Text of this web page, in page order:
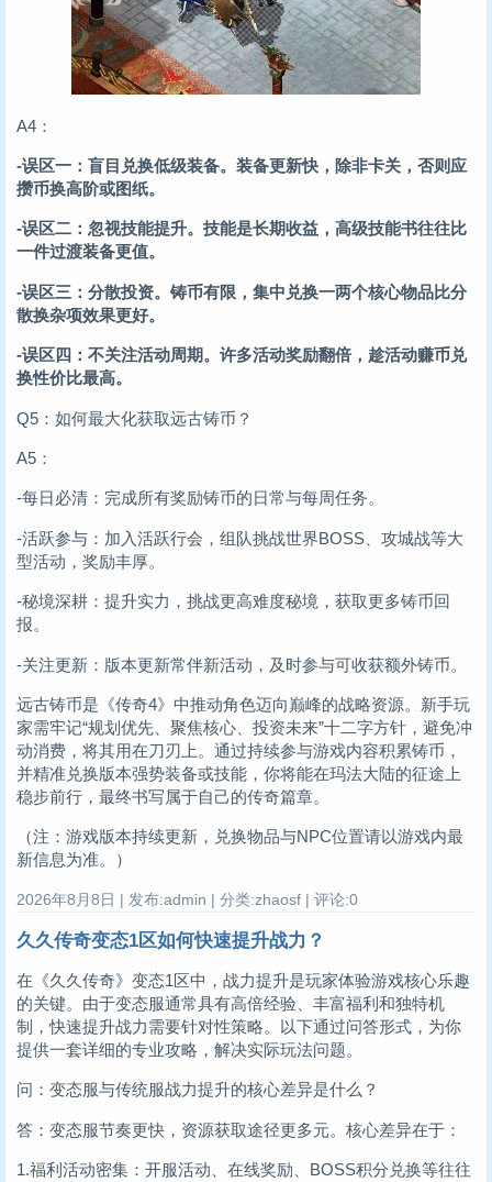
A4：
-误区一：盲目兑换低级装备。装备更新快，除非卡关，否则应
攒币换高阶或图纸。
-误区二：忽视技能提升。技能是长期收益，高级技能书往往比
一件过渡装备更值。
-误区三：分散投资。铸币有限，集中兑换一两个核心物品比分
散换杂项效果更好。
-误区四：不关注活动周期。许多活动奖励翻倍，趁活动赚币兑
换性价比最高。
Q5：如何最大化获取远古铸币？
A5：
-每日必清：完成所有奖励铸币的日常与每周任务。
-活跃参与：加入活跃行会，组队挑战世界BOSS、攻城战等大
型活动，奖励丰厚。
-秘境深耕：提升实力，挑战更高难度秘境，获取更多铸币回
报。
-关注更新：版本更新常伴新活动，及时参与可收获额外铸币。
远古铸币是《传奇4》中推动角色迈向巅峰的战略资源。新手玩
家需牢记“规划优先、聚焦核心、投资未来”十二字方针，避免冲
动消费，将其用在刀刃上。通过持续参与游戏内容积累铸币，
并精准兑换版本强势装备或技能，你将能在玛法大陆的征途上
稳步前行，最终书写属于自己的传奇篇章。
（注：游戏版本持续更新，兑换物品与NPC位置请以游戏内最
新信息为准。）
2026年8月8日 | 发布:admin | 分类:zhaosf | 评论:0
久久传奇变态1区如何快速提升战力？
在《久久传奇》变态1区中，战力提升是玩家体验游戏核心乐趣
的关键。由于变态服通常具有高倍经验、丰富福利和独特机
制，快速提升战力需要针对性策略。以下通过问答形式，为你
提供一套详细的专业攻略，解决实际玩法问题。
问：变态服与传统服战力提升的核心差异是什么？
答：变态服节奏更快，资源获取途径更多元。核心差异在于：
1.福利活动密集：开服活动、在线奖励、BOSS积分兑换等往往